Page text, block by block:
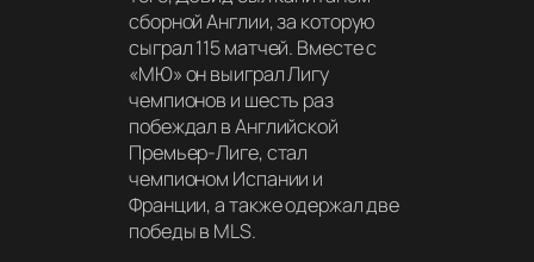
сборной Англии, за которую
сыграл 115 матчей. Вместе с
«МЮ» он выиграл Лигу
чемпионов и шесть раз
побеждал в Английской
Премьер-Лиге, стал
чемпионом Испании и
Франции, а также одержал две
победы в MLS.